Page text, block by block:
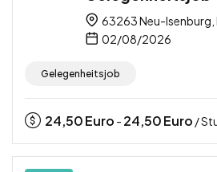
63263 Neu-Isenburg,
02/08/2026
Gelegenheitsjob
24,50Euro - 24,50Euro /